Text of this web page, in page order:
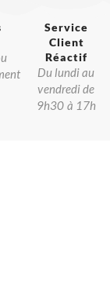
Service
Client
Réactif​
Du lundi au
vendredi de
9h30 à 17h